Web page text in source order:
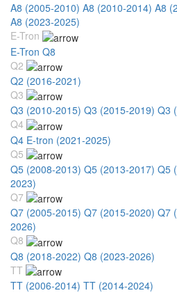
A8 (2005-2010) A8 (2010-2014) A8
A8 (2023-2025)
E-Tron
E-Tron Q8
Q2
Q2 (2016-2021)
Q3
Q3 (2010-2015) Q3 (2015-2019) Q3
Q4
Q4 E-tron (2021-2025)
Q5
Q5 (2008-2013) Q5 (2013-2017) Q5
2023)
Q7
Q7 (2005-2015) Q7 (2015-2020) Q7
2026)
Q8
Q8 (2018-2022) Q8 (2023-2026)
TT
TT (2006-2014) TT (2014-2024)